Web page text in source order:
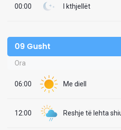
00:00 I kthjellët
09 Gusht
Ora
06:00 Me diell
12:00 Reshje të lehta